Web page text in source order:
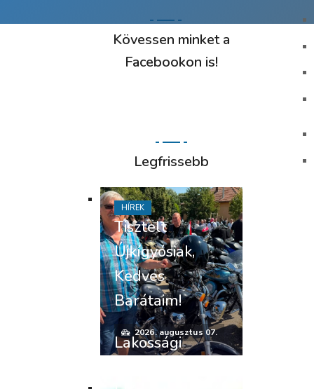
Kövessen minket a
Facebookon is!
Legfrissebb
Tisztelt
Újkígyósiak,
Kedves
Barátaim!
2026. augusztus 07.
HÍREK
Lakossági